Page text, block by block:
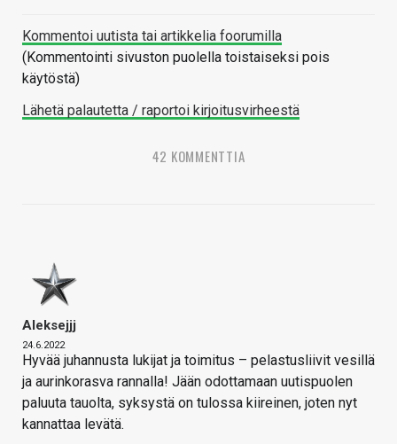
Kommentoi uutista tai artikkelia foorumilla
(Kommentointi sivuston puolella toistaiseksi pois
käytöstä)
Lähetä palautetta / raportoi kirjoitusvirheestä
42 KOMMENTTIA
Aleksejjj
24.6.2022
Hyvää juhannusta lukijat ja toimitus – pelastusliivit vesillä
ja aurinkorasva rannalla! Jään odottamaan uutispuolen
paluuta tauolta, syksystä on tulossa kiireinen, joten nyt
kannattaa levätä.